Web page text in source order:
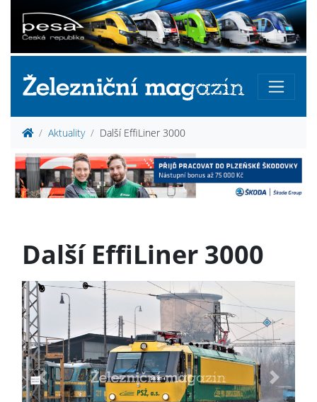
Aktuality Další EffiLiner 3000
Další EffiLiner 3000
Previous Next